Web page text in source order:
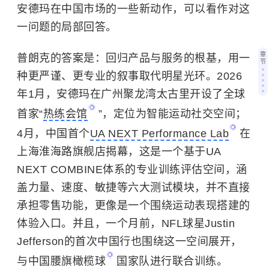
安德玛在中国市场的一些新动作，可以看作对这
一问题的局部回答。
普朗克的答案是：回归产品与服务的根基，用一
种更严谨、更专业的叙事取代明星光环。 2026
年1月，安德玛在广州聚龙湾太古里开设了全球
首家“热练会馆 ”，定位为智能运动社交空间 ；
4月，中国首个UA NEXT Performance Lab
在
上海淮海路旗舰店揭幕，这是一个基于UA
NEXT COMBINE体系的专业训练评估空间，涵
盖力量、速度、敏捷等六大测试模块，并不直接
承担零售功能，更像是一个围绕运动表现搭建的
体验入口。并且，一个月前， NFL球星Justin
Jefferson的首次中国行也围绕这一空间展开，
与中国 腰旗橄榄球 国家队进行联合训练。
章
节